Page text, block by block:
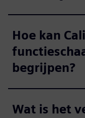
Hoe kan
begrijpen?
Wat is het